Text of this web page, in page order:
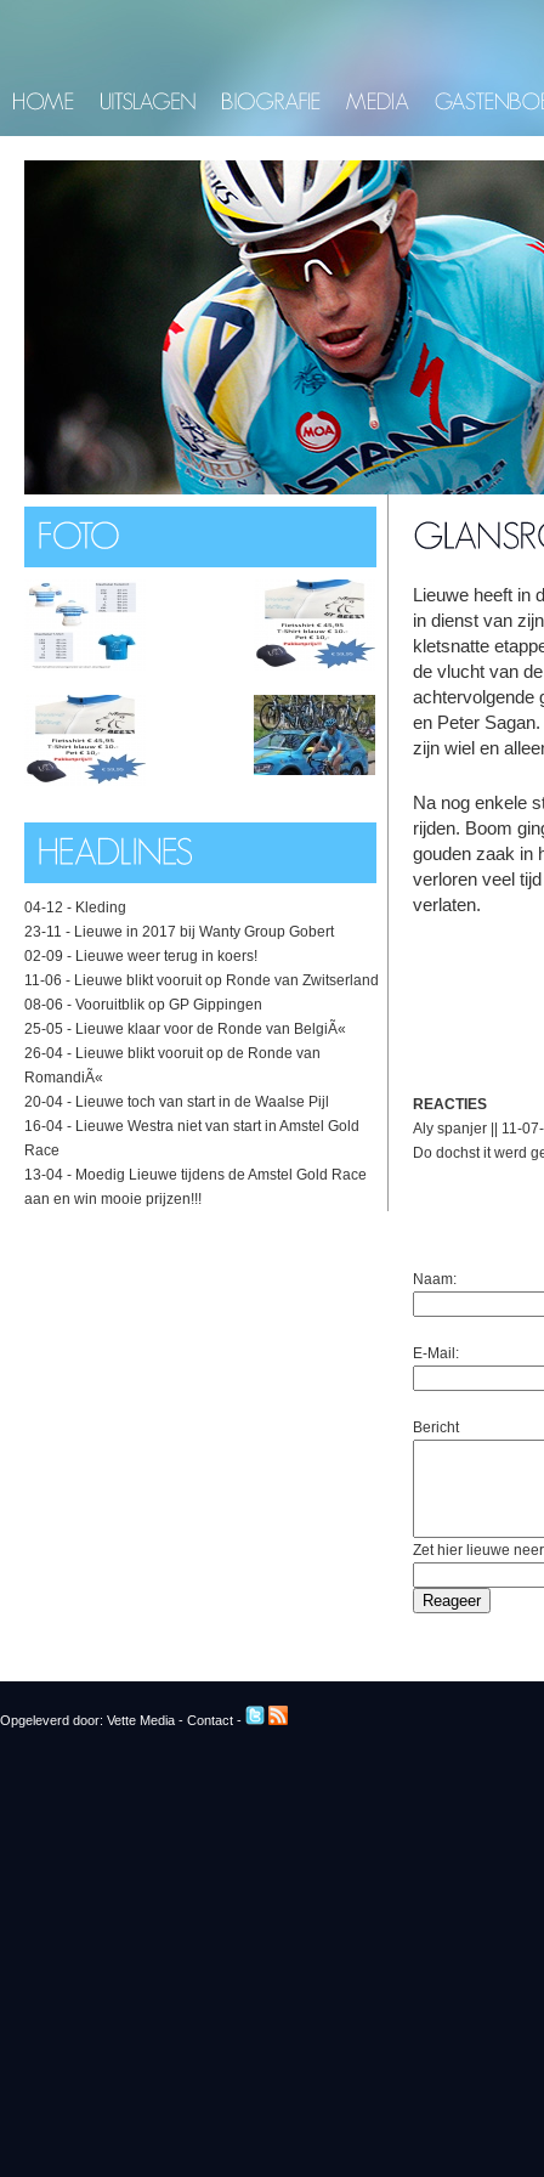
04-12 - Kleding
23-11 - Lieuwe in 2017 bij Wanty Group Gobert
02-09 - Lieuwe weer terug in koers!
11-06 - Lieuwe blikt vooruit op Ronde van Zwitserland
08-06 - Vooruitblik op GP Gippingen
25-05 - Lieuwe klaar voor de Ronde van BelgiÃ«
26-04 - Lieuwe blikt vooruit op de Ronde van
RomandiÃ«
20-04 - Lieuwe toch van start in de Waalse Pijl
16-04 - Lieuwe Westra niet van start in Amstel Gold
Race
13-04 - Moedig Lieuwe tijdens de Amstel Gold Race
aan en win mooie prijzen!!!
Lieuwe heeft in
in dienst van
kletsnatte
de vlucht van
achtervolgende
en Peter
zijn wiel en
Na nog enkele
rijden. Boom
gouden zaak in
verloren veel
verlaten.
REACTIES
Aly spanjer || 11-
Do dochst it werd
Naam:
E-Mail:
Bericht
Zet hier lieuwe
Opgeleverd door: Vette Media - Contact -